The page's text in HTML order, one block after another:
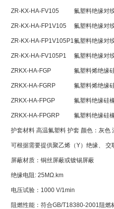
ZR-KX-HA-FV105 氟塑料绝缘对
ZR-KX-HA-FP1V105 氟塑料绝缘对
ZR-KX-HA-FP1V105P1氟塑料绝缘对
ZR-KX-HA-FV105P1 氟塑料绝缘对
ZRKX-HA-FGP 氟塑料烯绝缘
ZRKX-HA-FGRP 氟塑料烯绝缘
ZRKX-HA-FPGP 氟塑料绝缘硅
ZRKX-HA-FPGRP 氟塑料绝缘硅
护套材料 高温氟塑料 护套 颜色：灰色
可根据需要提供聚乙烯（Y）绝缘、
屏蔽材质：铜丝屏蔽或镀锡屏蔽
绝缘电阻: 25MΩ.km
电压试验：1000 V/1min
阻燃性能：符合GB/T18380-2001阻燃